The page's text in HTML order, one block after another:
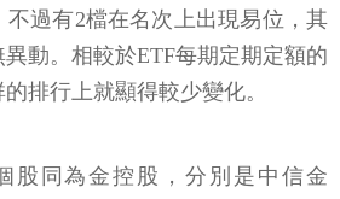
不過有2檔在名次上出現易位，其
動。相較於ETF每期定期定額的
排行上就顯得較少變化。
股同為金控股，分別是中信金